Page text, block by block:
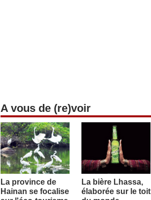
A vous de (re)voir
La province de
Hainan se focalise
La bière Lhassa,
élaborée sur le toit